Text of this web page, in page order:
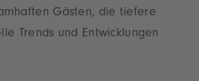
Gästen, die tiefere
Trends und Entwicklungen